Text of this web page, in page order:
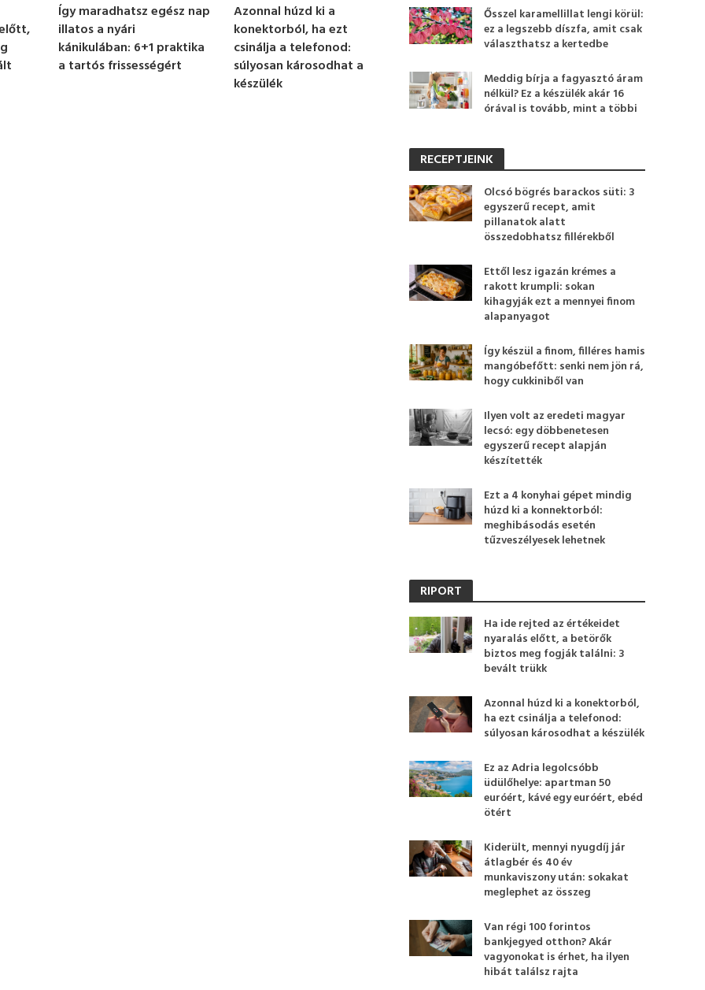
Így maradhatsz egész nap
illatos a nyári
kánikulában: 6+1 praktika
a tartós frissességért
Azonnal húzd ki a
konektorból, ha ezt
csinálja a telefonod:
súlyosan károsodhat a
készülék
Ősszel karamellillat lengi körül:
ez a legszebb díszfa, amit csak
választhatsz a kertedbe
Meddig bírja a fagyasztó áram
nélkül? Ez a készülék akár 16
órával is tovább, mint a többi
RECEPTJEINK
Olcsó bögrés barackos süti: 3
egyszerű recept, amit
pillanatok alatt
összedobhatsz fillérekből
Ettől lesz igazán krémes a
rakott krumpli: sokan
kihagyják ezt a mennyei finom
alapanyagot
Így készül a finom, filléres hamis
mangóbefőtt: senki nem jön rá,
hogy cukkiniből van
Ilyen volt az eredeti magyar
lecsó: egy döbbenetesen
egyszerű recept alapján
készítették
Ezt a 4 konyhai gépet mindig
húzd ki a konnektorból:
meghibásodás esetén
tűzveszélyesek lehetnek
RIPORT
Ha ide rejted az értékeidet
nyaralás előtt, a betörők
biztos meg fogják találni: 3
bevált trükk
Azonnal húzd ki a konektorból,
ha ezt csinálja a telefonod:
súlyosan károsodhat a készülék
Ez az Adria legolcsóbb
üdülőhelye: apartman 50
euróért, kávé egy euróért, ebéd
ötért
Kiderült, mennyi nyugdíj jár
átlagbér és 40 év
munkaviszony után: sokakat
meglephet az összeg
Van régi 100 forintos
bankjegyed otthon? Akár
vagyonokat is érhet, ha ilyen
hibát találsz rajta